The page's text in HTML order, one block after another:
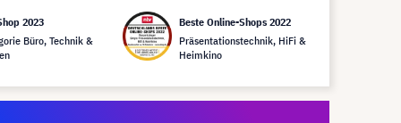
2023
Büro, Technik &
Beste Online-Shops 2022
Präsentationstechnik, HiFi &
Heimkino